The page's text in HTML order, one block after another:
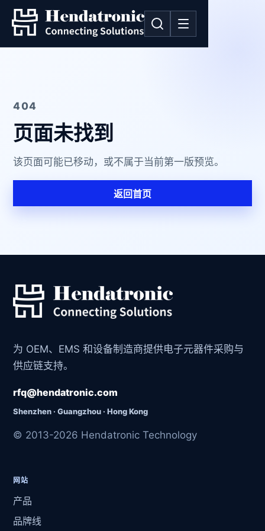
404
页面未找到
该页面可能已移动，或不属于当前第一版预览。
返回首页
为 OEM、EMS 和设备制造商提供电子元器件采购与
供应链支持。
rfq@hendatronic.com
Shenzhen · Guangzhou · Hong Kong
© 2013-2026 Hendatronic Technology
网站
产品
品牌线